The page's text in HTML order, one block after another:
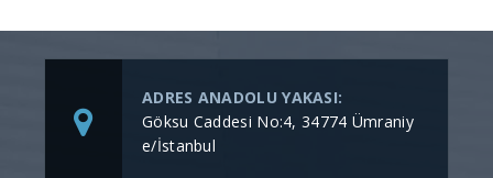
ADRES ANADOLU YAKASI:
Göksu Caddesi No:4, 34774 Ümraniy
e/İstanbul